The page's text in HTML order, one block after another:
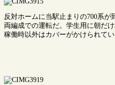
反対ホームに当駅止まりの700系が
両編成での運転だ。学生用に朝だ
稼働時以外はカバーがかけられてい